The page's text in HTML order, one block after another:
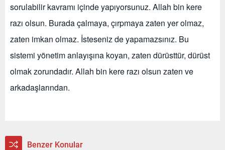
sorulabilir kavramı içinde yapıyorsunuz. Allah bin kere
razı olsun. Burada çalmaya, çırpmaya zaten yer olmaz,
zaten imkan olmaz. İsteseniz de yapamazsınız. Bu
sistemi yönetim anlayışına koyan, zaten dürüsttür, dürüst
olmak zorundadır. Allah bin kere razı olsun zaten ve
arkadaşlarından.
Benzer Konular